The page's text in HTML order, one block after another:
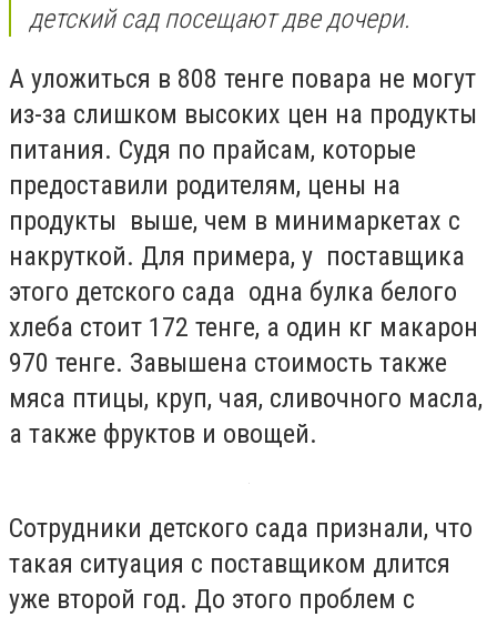
детский сад посещают две дочери.
А уложиться в 808 тенге повара не могут
из-за слишком высоких цен на продукты
питания. Судя по прайсам, которые
предоставили родителям, цены на
продукты выше, чем в минимаркетах с
накруткой. Для примера, у поставщика
этого детского сада одна булка белого
хлеба стоит 172 тенге, а один кг макарон
970 тенге. Завышена стоимость также
мяса птицы, круп, чая, сливочного масла,
а также фруктов и овощей.
Сотрудники детского сада признали, что
такая ситуация с поставщиком длится
уже второй год. До этого проблем с